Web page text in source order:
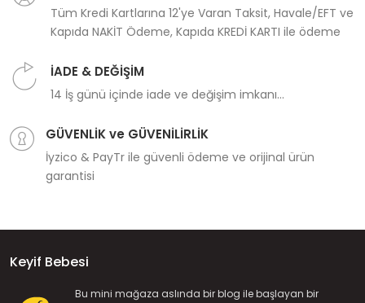
Tüm Kredi Kartlarına 12'ye Varan Taksit, Havale/EFT ve
Kapıda NAKİT Ödeme, Kapıda KREDİ KARTI ile ödeme
İADE & DEĞİŞİM
14 İş günü içinde iade ve değişim imkanı...
GÜVENLİK ve GÜVENİLİRLİK
İyzico & PayTr ile güvenli ödeme ve orijinal ürün
garantisi
Keyif Bebesi
Bu mini mağaza aslında bir blog ile başlayan bir